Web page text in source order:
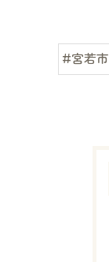
#宮若市